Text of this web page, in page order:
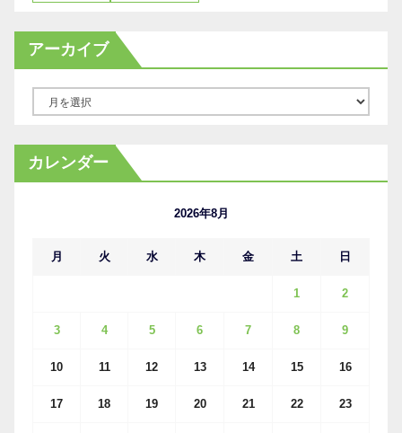
アーカイブ
カ
イ
カレンダー
2026年8月
月 火 水 木 金 土 日
1 2
3 4 5 6 7 8 9
10 11 12 13 14 15 16
17 18 19 20 21 22 23